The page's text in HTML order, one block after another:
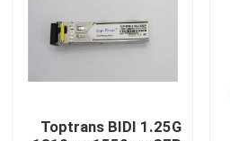
Toptrans BIDI 1.25G